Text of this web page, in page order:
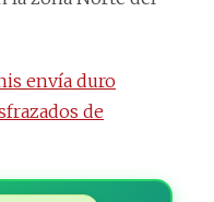
envía duro
de